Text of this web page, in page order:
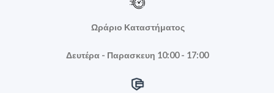
Ωράριο Καταστήματος
Δευτέρα - Παρασκευη 10:00 - 17:00